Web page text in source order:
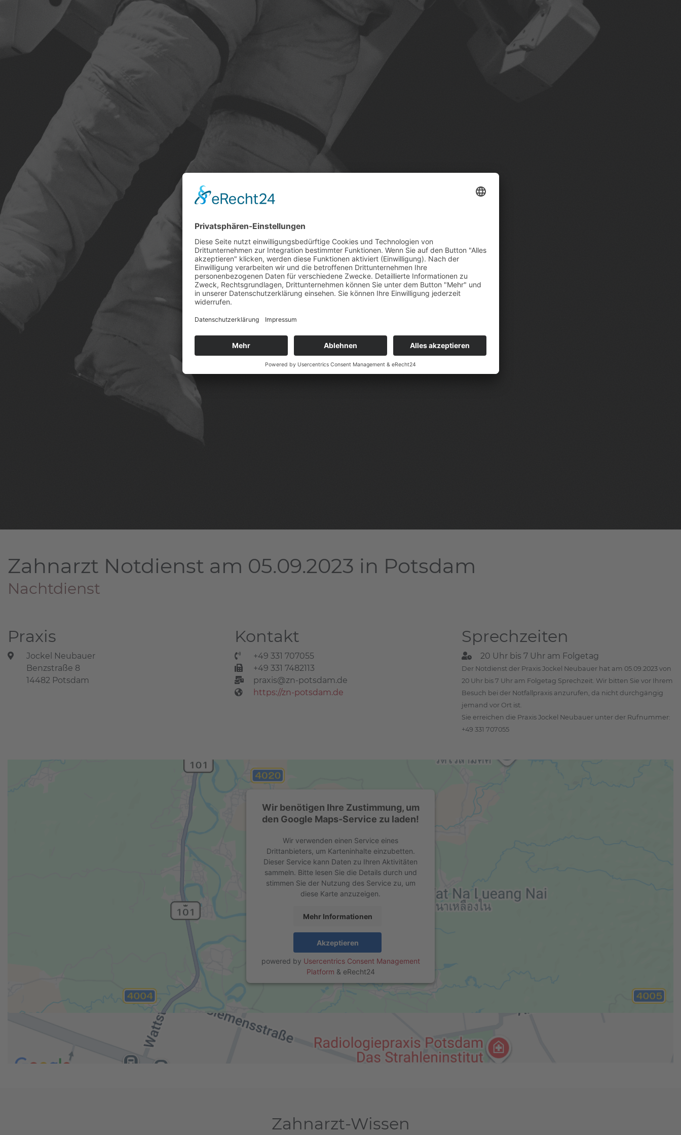
Zahnarzt Notdienst am 05.09.2023 in Potsdam
Nachtdienst
Praxis
Jockel Neubauer
Benzstraße 8
14482 Potsdam
Kontakt
+49 331 707055
+49 331 7482113
praxis@zn-potsdam.de
https://zn-potsdam.de
Sprechzeiten
20 Uhr bis 7 Uhr am Folgetag
Der Notdienst der Praxis Jockel Neubauer hat am 05.09.2023 von
20 Uhr bis 7 Uhr am Folgetag Sprechzeit. Wir bitten Sie vor Ihrem
Besuch bei der Notfallpraxis anzurufen, da nicht durchgängig
jemand vor Ort ist.
Sie erreichen die Praxis Jockel Neubauer unter der Rufnummer:
+49 331 707055
Wir benötigen Ihre Zustimmung, um
den Google Maps-Service zu laden!
Wir verwenden einen Service eines
Drittanbieters, um Karteninhalte einzubetten.
Dieser Service kann Daten zu Ihren Aktivitäten
sammeln. Bitte lesen Sie die Details durch und
stimmen Sie der Nutzung des Service zu, um
diese Karte anzuzeigen.
Mehr Informationen
Akzeptieren
powered by Usercentrics Consent Management
Platform & eRecht24
Zahnarzt-Wissen